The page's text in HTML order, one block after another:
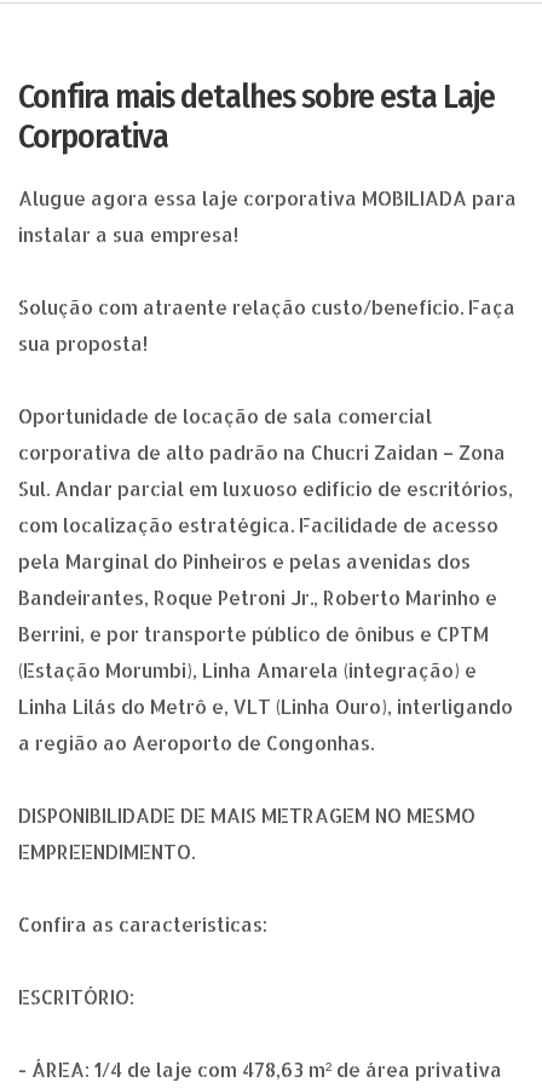
Confira mais detalhes sobre esta Laje
Corporativa
Alugue agora essa laje corporativa MOBILIADA para
instalar a sua empresa!
Solução com atraente relação custo/benefício. Faça
sua proposta!
Oportunidade de locação de sala comercial
corporativa de alto padrão na Chucri Zaidan – Zona
Sul. Andar parcial em luxuoso edifício de escritórios,
com localização estratégica. Facilidade de acesso
pela Marginal do Pinheiros e pelas avenidas dos
Bandeirantes, Roque Petroni Jr., Roberto Marinho e
Berrini, e por transporte público de ônibus e CPTM
(Estação Morumbi), Linha Amarela (integração) e
Linha Lilás do Metrô e, VLT (Linha Ouro), interligando
a região ao Aeroporto de Congonhas.
DISPONIBILIDADE DE MAIS METRAGEM NO MESMO
EMPREENDIMENTO.
Confira as características:
ESCRITÓRIO:
- ÁREA: 1/4 de laje com 478,63 m² de área privativa